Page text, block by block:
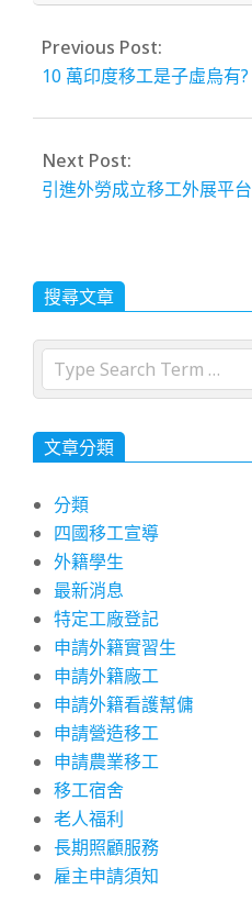
Previous Post:
10 萬印度移工是子虛烏有?
Next Post:
引進外勞成立移工外展平台
搜尋文章
Search
文章分類
分類
四國移工宣導
外籍學生
最新消息
特定工廠登記
申請外籍實習生
申請外籍廠工
申請外籍看護幫傭
申請營造移工
申請農業移工
移工宿舍
老人福利
長期照顧服務
雇主申請須知